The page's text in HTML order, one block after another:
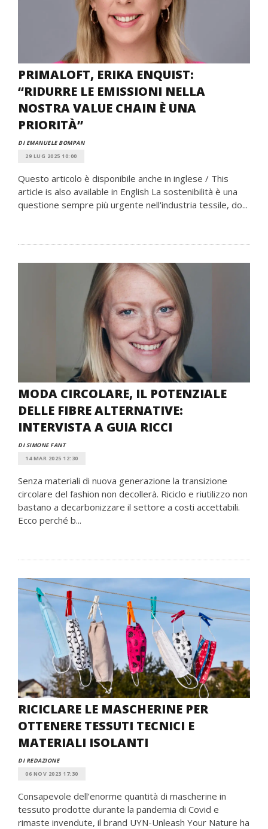
PRIMALOFT, ERIKA ENQUIST:
“RIDURRE LE EMISSIONI NELLA
NOSTRA VALUE CHAIN È UNA
PRIORITÀ”
DI EMANUELE BOMPAN
29 LUG 2025 10:00
Questo articolo è disponibile anche in inglese / This
article is also available in English La sostenibilità è una
questione sempre più urgente nell'industria tessile, do...
MODA CIRCOLARE, IL POTENZIALE
DELLE FIBRE ALTERNATIVE:
INTERVISTA A GUIA RICCI
DI SIMONE FANT
14 MAR 2025 12:30
Senza materiali di nuova generazione la transizione
circolare del fashion non decollerà. Riciclo e riutilizzo non
bastano a decarbonizzare il settore a costi accettabili.
Ecco perché b...
RICICLARE LE MASCHERINE PER
OTTENERE TESSUTI TECNICI E
MATERIALI ISOLANTI
DI REDAZIONE
06 NOV 2023 17:30
Consapevole dell’enorme quantità di mascherine in
tessuto prodotte durante la pandemia di Covid e
rimaste invendute, il brand UYN-Unleash Your Nature ha